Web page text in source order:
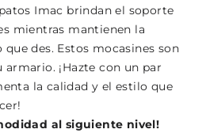
Imac brindan el soporte
mientras mantienen la
que des. Estos mocasines son
¡Hazte con un par
la calidad y el estilo que
al siguiente nivel!